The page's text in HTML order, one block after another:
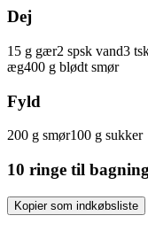
Dej
15 g gær2 spsk vand3
æg400 g blødt smør
Fyld
200 g smør100 g sukker
10 ringe til
Kopier som indkøbsliste